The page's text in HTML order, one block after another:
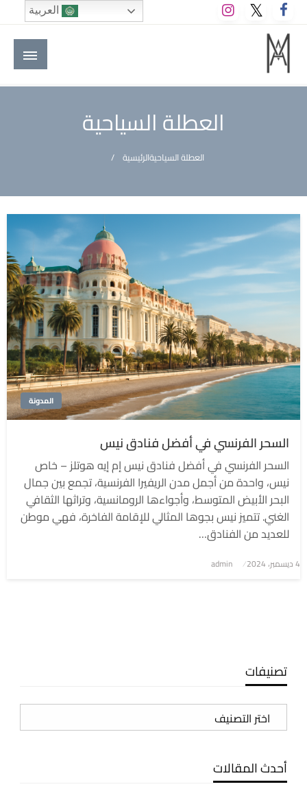
التخطي
إلى
المحتوى
M A hotels | إم ايه هوتيلز
الموقع الأول للعاملين في الفنادق في العالم العربي
العطلة السياحية
الرئيسيةالعطلة السياحية
المدونة
السحر الفرنسي في أفضل فنادق نيس
السحر الفرنسي في أفضل فنادق نيس إم إيه هوتلز – خاص
نيس، واحدة من أجمل مدن الريفيرا الفرنسية، تجمع بين جمال
البحر الأبيض المتوسط، وأجواءها الرومانسية، وتراثها الثقافي
الغني. تتميز نيس بجوها المثالي للإقامة الفاخرة، فهي موطن
للعديد من الفنادق…
نُشر
4 ديسمبر، 2024 admin
تصنيفات
تصنيفات
أحدث المقالات
العربية